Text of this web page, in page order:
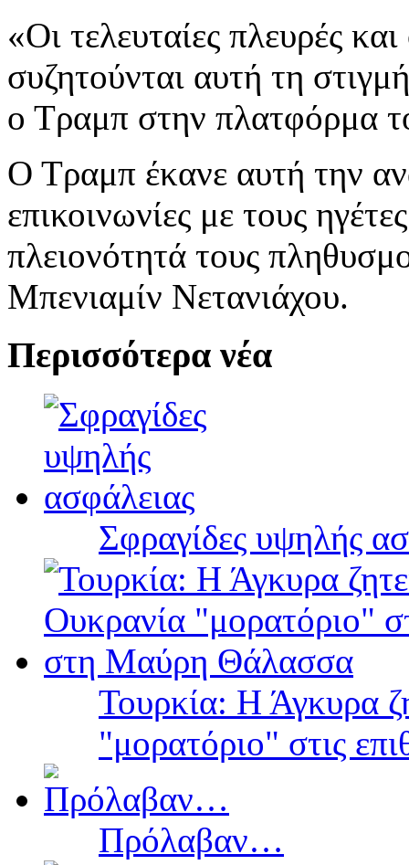
«Οι τελευταίες πλευρές
συζητούνται αυτή τη
ο Τραμπ στην πλατφόρμα
Ο Τραμπ έκανε αυτή την
επικοινωνίες με τους
πλειονότητά τους
Μπενιαμίν Νετανιάχου.
Περισσότερα νέα
Σφραγίδες υψηλής
Τουρκία: Η Άγκυρα
"μορατόριο" στις
Πρόλαβαν…